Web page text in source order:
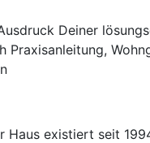
Deiner
Haus existiert seit